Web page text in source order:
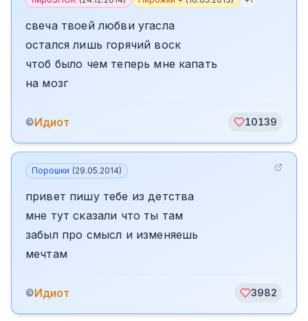
свеча твоей любви угасла
остался лишь горячий воск
чтоб было чем теперь мне капать
на мозг
©Идиот 10139
Порошки (29.05.2014)
привет пишу тебе из детства
мне тут сказали что ты там
забыл про смысл и изменяешь
мечтам
©Идиот 3982